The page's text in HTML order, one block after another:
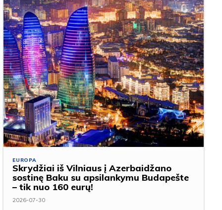
EUROPA
Skrydžiai iš Vilniaus į Azerbaidžano
sostinę Baku su apsilankymu Budapešte
– tik nuo 160 eurų!
2026-07-30